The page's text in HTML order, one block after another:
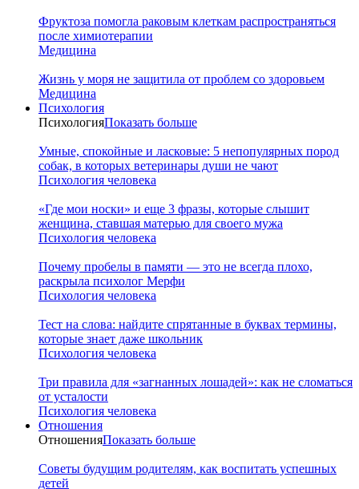
Фруктоза помогла раковым клеткам распространяться
после химиотерапии
Медицина
Жизнь у моря не защитила от проблем со здоровьем
Медицина
Психология
ПсихологияПоказать больше
Умные, спокойные и ласковые: 5 непопулярных пород
собак, в которых ветеринары души не чают
Психология человека
«Где мои носки» и еще 3 фразы, которые слышит
женщина, ставшая матерью для своего мужа
Психология человека
Почему пробелы в памяти — это не всегда плохо,
раскрыла психолог Мерфи
Психология человека
Тест на слова: найдите спрятанные в буквах термины,
которые знает даже школьник
Психология человека
Три правила для «загнанных лошадей»: как не сломаться
от усталости
Психология человека
Отношения
ОтношенияПоказать больше
Советы будущим родителям, как воспитать успешных
детей